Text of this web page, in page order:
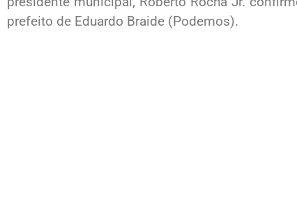
prefeito de Eduardo Braide (Podemos).